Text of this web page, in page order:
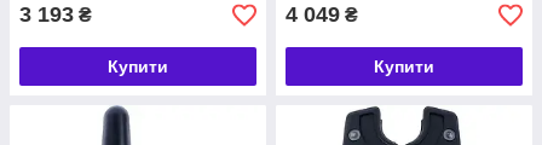
3 193 ₴
Купити
4 049 ₴
Купити